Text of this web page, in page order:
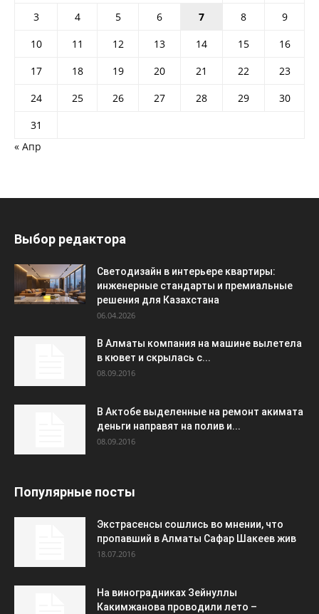
3
4 5 6 7 8
9
10
11 12 13 14 15
16
17
18 19 20 21 22
23
24
25 26 27 28 29
30
31
« Апр
Выбор редактора
Светодизайн в интерьере квартиры:
инженерные стандарты и премиальные
решения для Казахстана
06.04.2026
В Алматы компания на машине вылетела
в кювет и скрылась с...
08.09.2016
В Актобе выделенные на ремонт акимата
деньги направят на полив и...
08.09.2016
Популярные посты
Экстрасенсы сошлись во мнении, что
пропавший в Алматы Сафар Шакеев жив
18.07.2016
На виноградниках Зейнуллы
Какимжанова проводили лето –